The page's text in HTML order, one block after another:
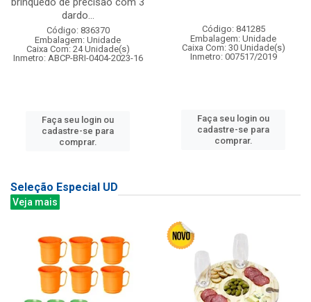
dardo...
Código: 836370
Embalagem: Unidade
Caixa Com: 24 Unidade(s)
Inmetro: ABCP-BRI-0404-2023-16
Faça seu login ou
cadastre-se para
comprar.
Código: 841285
Embalagem: Unidade
Caixa Com: 30 Unidade(s)
Inmetro: 007517/2019
Faça seu login ou
cadastre-se para
comprar.
Seleção Especial UD
Veja mais